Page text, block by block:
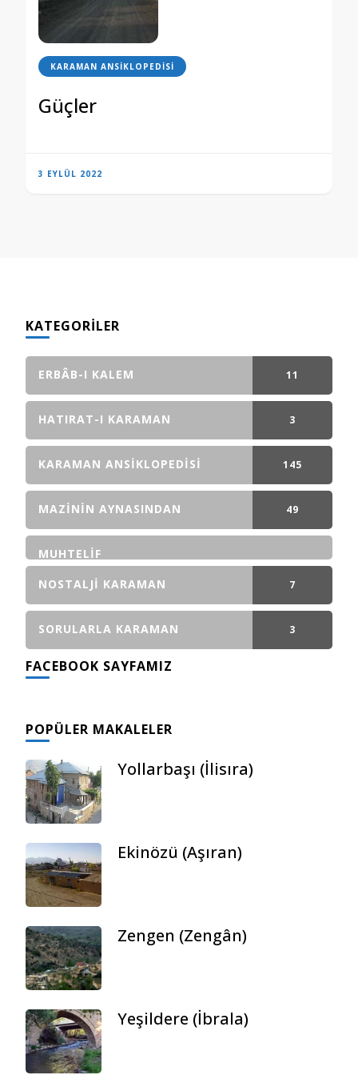
KARAMAN ANSIKLOPEDISI
Güçler
3 EYLÜL 2022
KATEGORILER
ERBÂB-I KALEM 11
GÖNDERI(LER)
HATIRAT-I KARAMAN 3
GÖNDERI(LER)
KARAMAN ANSIKLOPEDISI 145
GÖNDERI(LER)
MAZININ AYNASINDAN 49
MUHTELIF
NOSTALJI KARAMAN
7
GÖNDERI(LER)
SORULARLA KARAMAN 3
FACEBOOK SAYFAMIZ
POPÜLER MAKALELER
Yollarbaşı (İlisıra)
Ekinözü (Aşıran)
Zengen (Zengân)
Yeşildere (İbrala)